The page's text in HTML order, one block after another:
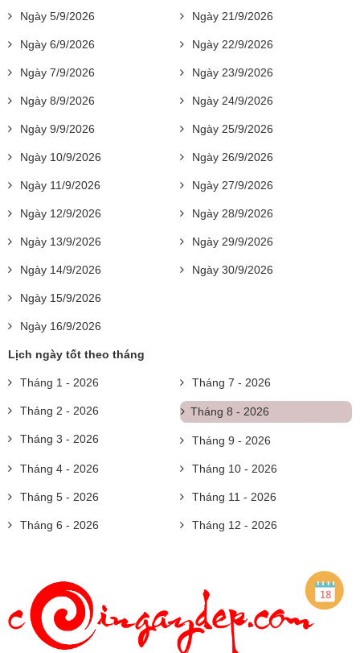
Ngày 5/9/2026
Ngày 6/9/2026
Ngày 7/9/2026
Ngày 8/9/2026
Ngày 9/9/2026
Ngày 10/9/2026
Ngày 11/9/2026
Ngày 12/9/2026
Ngày 13/9/2026
Ngày 14/9/2026
Ngày 15/9/2026
Ngày 16/9/2026
Ngày 21/9/2026
Ngày 22/9/2026
Ngày 23/9/2026
Ngày 24/9/2026
Ngày 25/9/2026
Ngày 26/9/2026
Ngày 27/9/2026
Ngày 28/9/2026
Ngày 29/9/2026
Ngày 30/9/2026
Lịch ngày tốt theo tháng
Tháng 1 - 2026
Tháng 2 - 2026
Tháng 3 - 2026
Tháng 4 - 2026
Tháng 5 - 2026
Tháng 6 - 2026
Tháng 7 - 2026
Tháng 8 - 2026
Tháng 9 - 2026
Tháng 10 - 2026
Tháng 11 - 2026
Tháng 12 - 2026